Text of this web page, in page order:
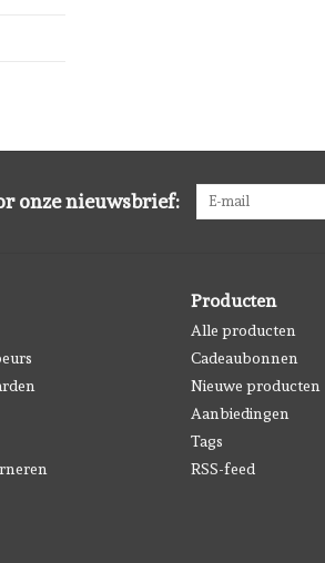
onze nieuwsbrief:
Producten
Alle producten
Cadeaubonnen
Nieuwe producten
Aanbiedingen
Tags
RSS-feed